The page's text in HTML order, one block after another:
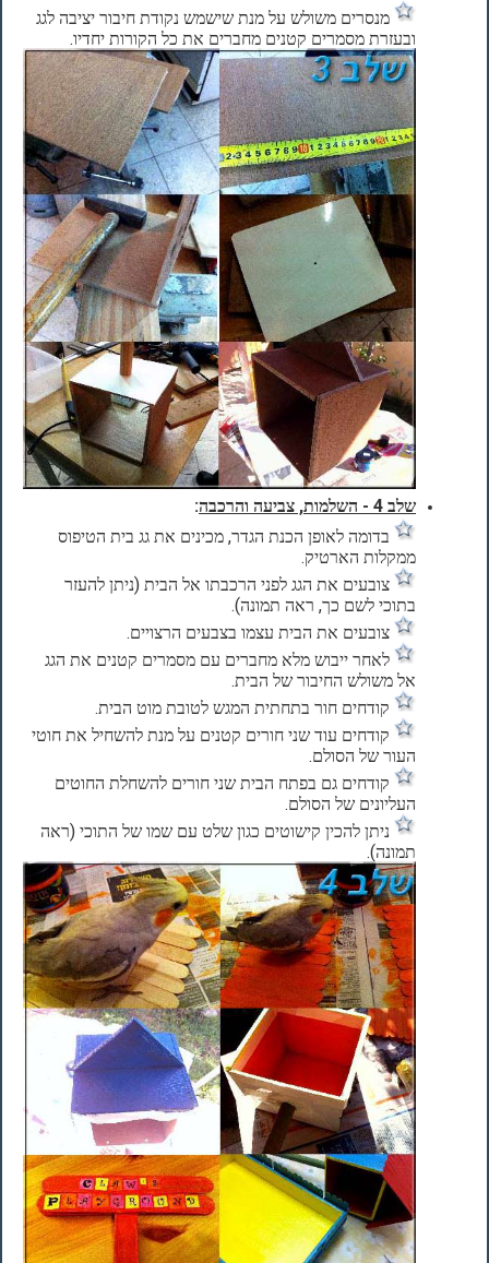
מנסרים משולש על מנת שישמש נקודת חיבור יציבה לגג
ובעזרת מסמרים קטנים מחברים את כל הקורות יחדיו.
שלב 4 - השלמות, צביעה והרכבה :
בדומה לאופן הכנת הגדר, מכינים את גג בית הטיפוס
ממקלות הארטיק.
צובעים את הגג לפני הרכבתו אל הבית (ניתן להעזר
בתוכי לשם כך, ראה תמונה).
צובעים את הבית עצמו בצבעים הרצויים.
לאחר ייבוש מלא מחברים עם מסמרים קטנים את הגג
אל משולש החיבור של הבית.
קודחים חור בתחתית המגש לטובת מוט הבית.
קודחים עוד שני חורים קטנים על מנת להשחיל את חוטי
העור של הסולם.
קודחים גם בפתח הבית שני חורים להשחלת החוטים
העליונים של הסולם.
ניתן להכין קישוטים כגון שלט עם שמו של התוכי (ראה
תמונה).